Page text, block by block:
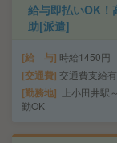
給与即払いOK！
助[派遣]
給 与 時給1450円
交通費 交通費支給
勤務地
上小田井
勤OK